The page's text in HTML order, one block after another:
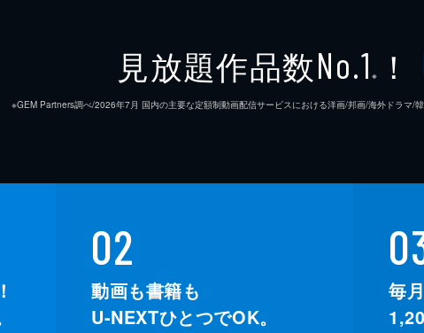
見放題作品数No.1 ※ ！
※GEM Partners調べ/2026年7⽉ 国内の主要な定額制動画配信サービスにおける洋画/邦画/海外ドラマ/
02
動画も書籍も
U-NEXTひとつでOK。
毎